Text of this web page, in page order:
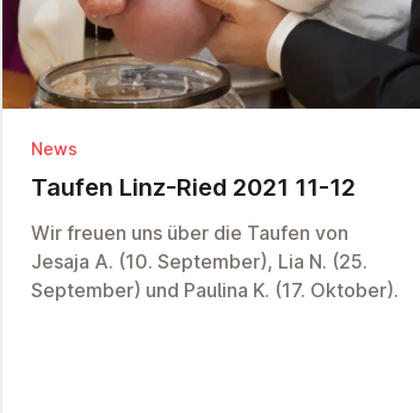
News
Taufen Linz-Ried 2021 11-12
Wir freuen uns über die Taufen von
Jesaja A. (10. September), Lia N. (25.
September) und Paulina K. (17. Oktober).